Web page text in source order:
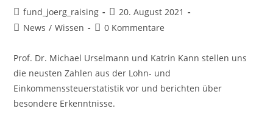
fund_joerg_raising
20. August 2021
News / Wissen 0 Kommentare
Prof. Dr. Michael Urselmann und Katrin Kann stellen uns
die neusten Zahlen aus der Lohn- und
Einkommenssteuerstatistik vor und berichten über
besondere Erkenntnisse.